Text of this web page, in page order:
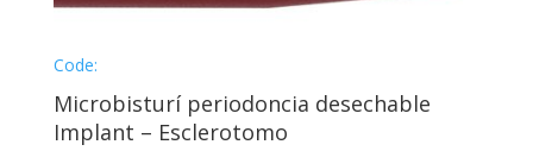
Code:
Microbisturí periodoncia desechable
Implant – Esclerotomo